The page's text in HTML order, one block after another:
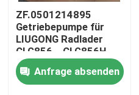
ZF.0501214895
Getriebepumpe für
LIUGONG Radlader
CLG856、CLG856H、
CLG862、CLG870
Getriebe 4WG180
4WG200 6WG180
Anfrage absenden